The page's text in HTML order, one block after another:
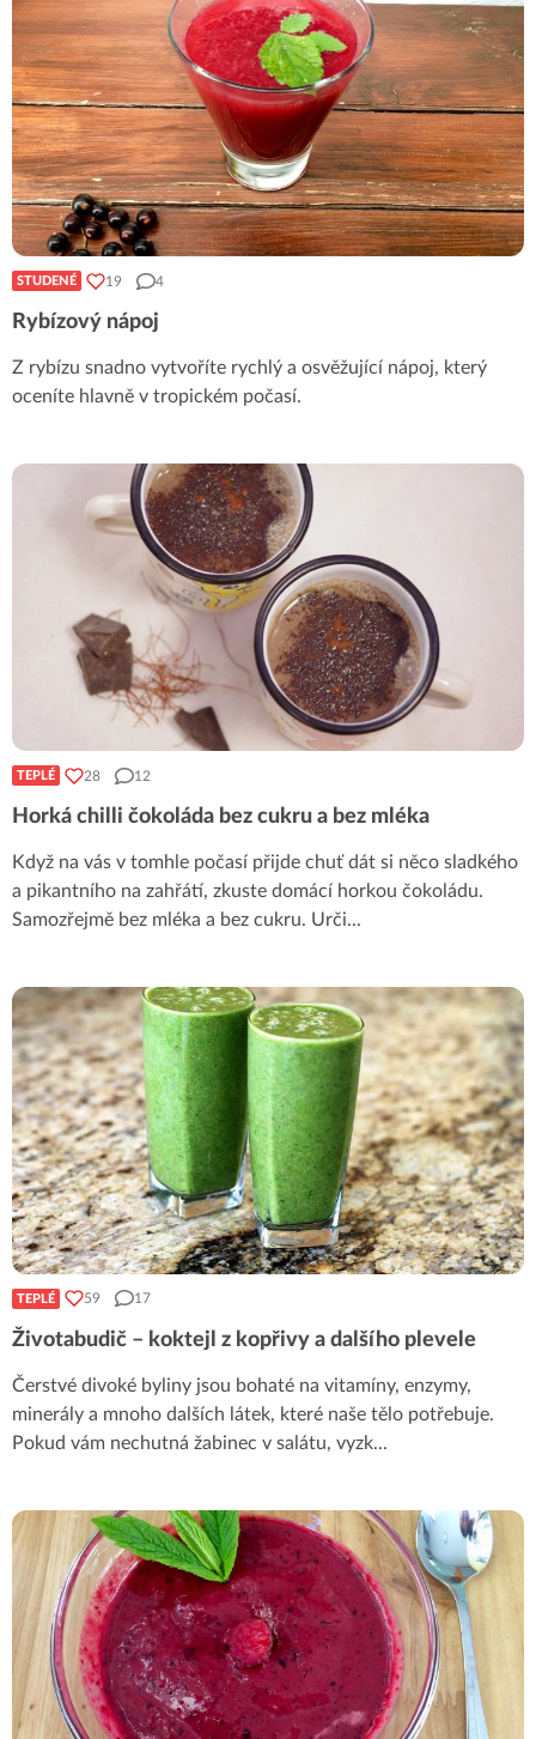
STUDENÉ 19 4
Rybízový nápoj
Z rybízu snadno vytvoříte rychlý a osvěžující nápoj, který
oceníte hlavně v tropickém počasí.
TEPLÉ 28 12
Horká chilli čokoláda bez cukru a bez mléka
Když na vás v tomhle počasí přijde chuť dát si něco sladkého
a pikantního na zahřátí, zkuste domácí horkou čokoládu.
Samozřejmě bez mléka a bez cukru. Urči...
TEPLÉ 59 17
Životabudič – koktejl z kopřivy a dalšího plevele
Čerstvé divoké byliny jsou bohaté na vitamíny, enzymy,
minerály a mnoho dalších látek, které naše tělo potřebuje.
Pokud vám nechutná žabinec v salátu, vyzk...